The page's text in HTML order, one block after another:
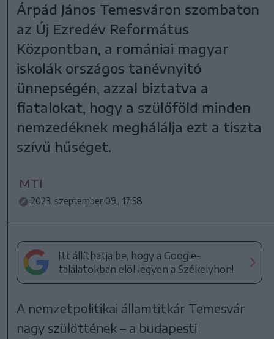
Árpád János Temesváron szombaton
az Új Ezredév Református
Központban, a romániai magyar
iskolák országos tanévnyitó
ünnepségén, azzal biztatva a
fiatalokat, hogy a szülőföld minden
nemzedéknek meghálálja ezt a tiszta
szívű hűséget.
MTI
2023. szeptember 09., 17:58
Itt állíthatja be, hogy a Google-
találatokban elöl legyen a Székelyhon!
A nemzetpolitikai államtitkár Temesvár
nagy szülöttének – a budapesti